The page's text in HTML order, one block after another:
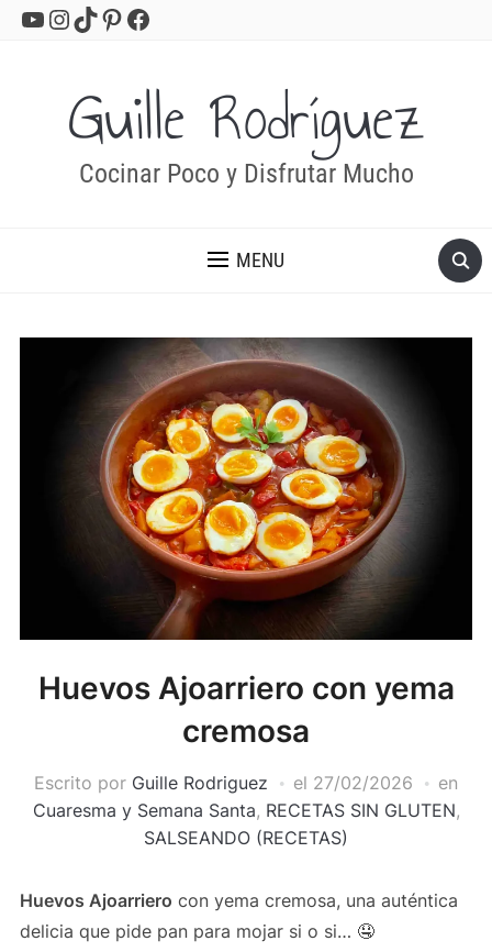
YouTube
Instagram
TikTok
Pinterest
Facebook
Guille Rodríguez
Cocinar Poco y Disfrutar Mucho
MENU
Huevos Ajoarriero con yema
cremosa
Escrito por Guille Rodriguez el 27/02/2026
en
Cuaresma y Semana Santa, RECETAS SIN GLUTEN,
SALSEANDO (RECETAS)
Huevos Ajoarriero con yema cremosa, una auténtica
delicia que pide pan para mojar si o si… 🤤